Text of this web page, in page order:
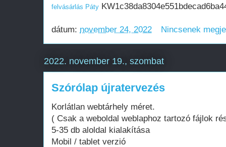
felvásárlás Páty
dátum: november 24, 2022 Nincsenek
2022. november 19., szombat
Szórólap újratervezés
Korlátlan webtárhely méret.
( Csak a weboldal weblaphoz tartozó fájlok
5-35 db aloldal kialakítása
Mobil / tablet verzió